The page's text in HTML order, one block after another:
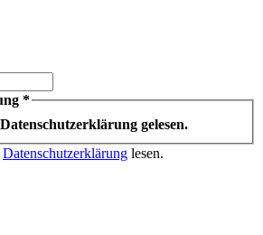
*
gelesen.
Datenschutzerklärung lesen.